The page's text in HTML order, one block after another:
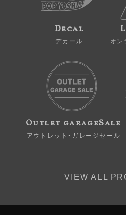
Decal
デカール オン
Outlet garageSale
アウトレット・ガレージセール
VIEW ALL